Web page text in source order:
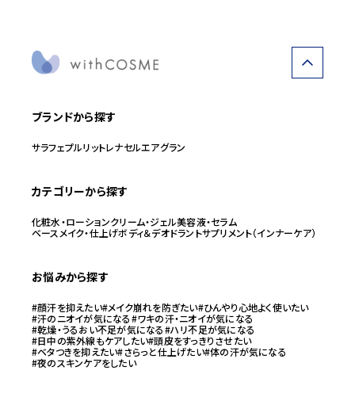
ブランドから探す
サラフェプルリットレナセルエアグラン
カテゴリーから探す
化粧水・ローションクリーム・ジェル美容液・セラム
ベースメイク・仕上げボディ＆デオドラントサプリメント（インナーケア）
お悩みから探す
#顔汗を抑えたい#メイク崩れを防ぎたい#ひんやり心地よく使いたい
#汗のニオイが気になる#ワキの汗・ニオイが気になる
#乾燥・うるおい不足が気になる#ハリ不足が気になる
#日中の紫外線もケアしたい#頭皮をすっきりさせたい
#ベタつきを抑えたい#さらっと仕上げたい#体の汗が気になる
#夜のスキンケアをしたい